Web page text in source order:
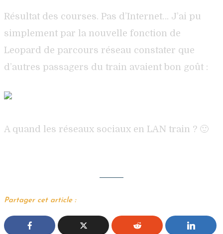
Résultat des courses. Pas d’Internet… J’ai pu
simplement par la nouvelle fonction de
Leopard de parcours réseau constater que
d’autres passagers du train avaient bon goût :
A quand les réseaux sociaux en LAN train ? 🙂
Partager cet article :